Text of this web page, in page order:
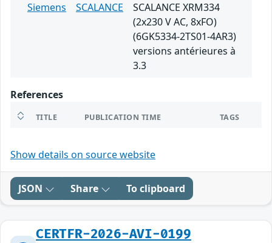
Siemens
SCALANCE
SCALANCE XRM334
(2x230 V AC, 8xFO)
(6GK5334-2TS01-4AR3)
versions antérieures à
3.3
References
TITLE PUBLICATION TIME TAGS
Show details on source website
JSON Share To clipboard
CERTFR-2026-AVI-0199